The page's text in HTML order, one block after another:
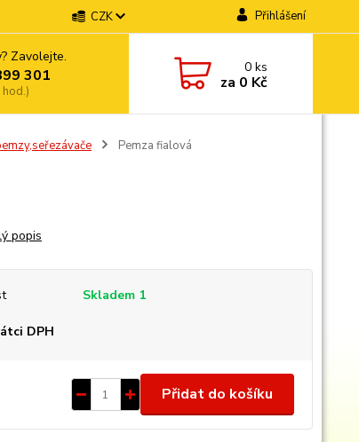
CZK Přihlášení
Zavolejte.
301 0ks
za 0 Kč
Pemza fialová
popis
Skladem 1
DPH
Přidat do košíku